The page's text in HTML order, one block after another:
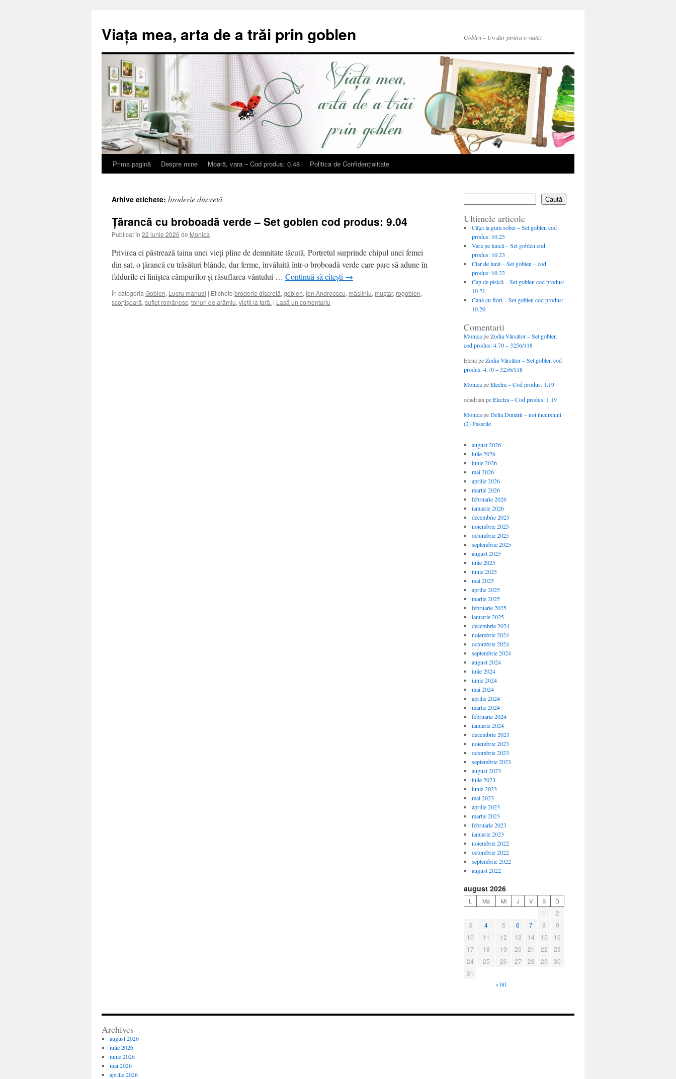
Viața mea, arta de a trăi prin goblen Goblen – Un dar pentru o viata!
Sari
conținut
Prima pagină Despre mine Moară, vara – Cod produs: 0.48 Politica de Confidențialitate
Arhive etichete: broderie discretă
Țărancă cu broboadă verde – Set goblen cod produs: 9.04
Publicat în 22 iunie 2026 de Monica
Privirea ei păstrează taina unei vieți pline de demnitate tăcută. Portretul surprinde chipul unei femei
din sat, o țărancă cu trăsături blânde, dar ferme, învăluită într-o broboadă verde care pare să adune în
faldurile ei liniștea câmpurilor și răsuflarea vântului … Continuă să citești →
În categoria Goblen, Lucru manual | Etichete broderie discretă, goblen, Ion Andreescu, măsliniu, muștar, rogoblen,
scorțișoară, suflet românesc, tonuri de arămiu, vieții la țară. | Lasă un comentariu
Caută
Ultimele articole
Căţei la gura sobei – Set goblen cod
produs: 10.25
Vara pe luncă – Set goblen cod
produs: 10.23
Clar de lună – Set goblen – cod
produs: 10.22
Cap de pisică – Set goblen cod produs:
10.21
Cană cu flori – Set goblen cod produs:
10.20
Comentarii
MonicapeZodia Vărsător – Set goblen
cod produs: 4.70 – 3256/118
ElenapeZodia Vărsător – Set goblen cod
produs: 4.70 – 3256/118
MonicapeElectra – Cod produs: 1.19
odadrian peElectra – Cod produs: 1.19
MonicapeDelta Dunării – noi incursiuni
(2) Pasarile
august 2026
iulie 2026
iunie 2026
mai 2026
aprilie 2026
martie 2026
februarie 2026
ianuarie 2026
decembrie 2025
noiembrie 2025
octombrie 2025
septembrie 2025
august 2025
iulie 2025
iunie 2025
mai 2025
aprilie 2025
martie 2025
februarie 2025
ianuarie 2025
decembrie 2024
noiembrie 2024
octombrie 2024
septembrie 2024
august 2024
iulie 2024
iunie 2024
mai 2024
aprilie 2024
martie 2024
februarie 2024
ianuarie 2024
decembrie 2023
noiembrie 2023
octombrie 2023
septembrie 2023
august 2023
iulie 2023
iunie 2023
mai 2023
aprilie 2023
martie 2023
februarie 2023
ianuarie 2023
noiembrie 2022
octombrie 2022
septembrie 2022
august 2022
august 2026
L Ma Mi J V S D
1
2
3
4 5 6 7 8
9
10
11 12 13 14 15
16
17
18 19 20 21 22
23
24
25 26 27 28 29
30
31
« iul.
Archives
august 2026
iulie 2026
iunie 2026
mai 2026
aprilie 2026